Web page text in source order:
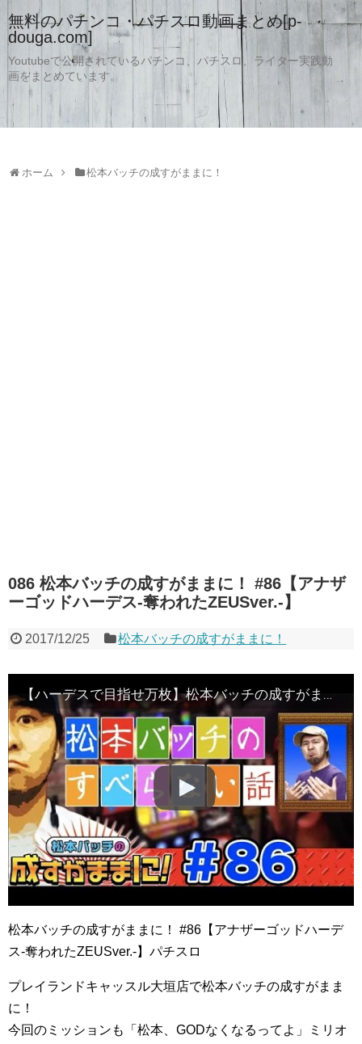
無料のパチンコ・パチスロ動画まとめ[p-
douga.com]
Youtubeで公開されているパチンコ、パチスロ、ライター実践動
画をまとめています。
ホーム 松本バッチの成すがままに！
086 松本バッチの成すがままに！ #86【アナザ
ーゴッドハーデス-奪われたZEUSver.-】
2017/12/25 松本バッチの成すがままに！
【ハーデスで目指せ万枚】松本バッチの成すがままに！第86話＜松本バッチ・鬼Dイッチー＞アナザーゴッドハーデス-奪われたZEUSver.- ［パチスロ・スロット］
松本バッチの成すがままに！ #86【アナザーゴッドハーデ
ス-奪われたZEUSver.-】パチスロ
プレイランドキャッスル大垣店で松本バッチの成すがまま
に！
今回のミッションも「松本、GODなくなるってよ」ミリオ